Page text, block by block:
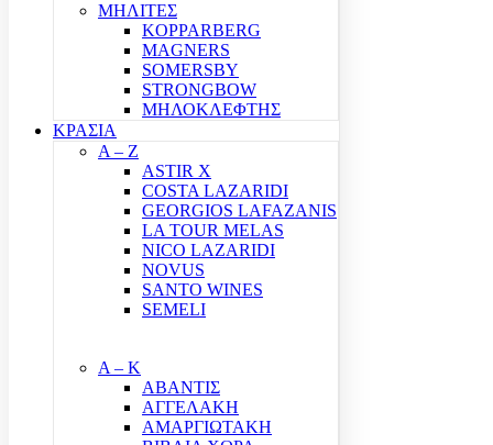
ΜΗΛΙΤΕΣ
KOPPARBERG
MAGNERS
SOMERSBY
STRONGBOW
ΜΗΛΟΚΛΕΦΤΗΣ
ΚΡΑΣΙΑ
A – Z
ASTIR X
COSTA LAZARIDI
GEORGIOS LAFAZANIS
LA TOUR MELAS
NICO LAZARIDI
NOVUS
SANTO WINES
SEMELI
Α – Κ
ΑΒΑΝΤΙΣ
ΑΓΓΕΛΑΚΗ
ΑΜΑΡΓΙΩΤΑΚΗ